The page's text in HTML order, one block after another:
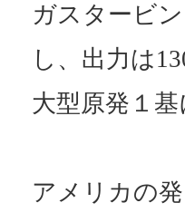
ガスタービ
し、出力は
大型原発１
アメリカの